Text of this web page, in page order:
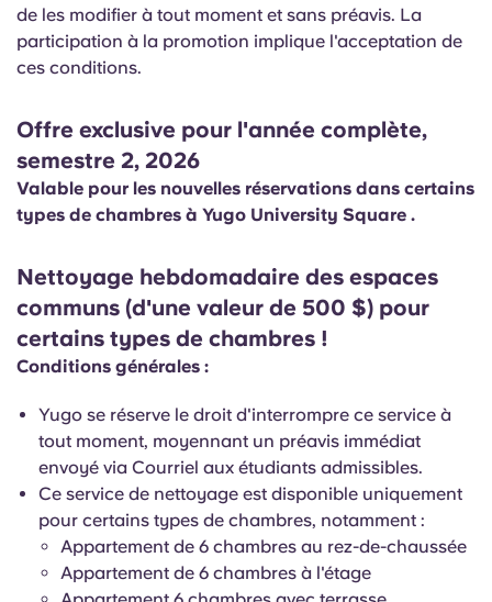
de les modifier à tout moment et sans préavis. La
participation à la promotion implique l'acceptation de
ces conditions.
Offre exclusive pour l'année complète,
semestre 2, 2026
Valable pour les nouvelles réservations dans certains
types de chambres à Yugo University Square .
Nettoyage hebdomadaire des espaces
communs (d'une valeur de 500 $) pour
certains types de chambres !
Conditions générales :
Yugo se réserve le droit d'interrompre ce service à
tout moment, moyennant un préavis immédiat
envoyé via Courriel aux étudiants admissibles.
Ce service de nettoyage est disponible uniquement
pour certains types de chambres, notamment :
Appartement de 6 chambres au rez-de-chaussée
Appartement de 6 chambres à l'étage